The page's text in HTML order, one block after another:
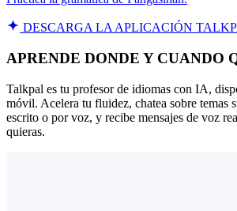
DESCARGA LA APLICACIÓN
APRENDE DONDE Y CUANDO
Talkpal es tu profesor de idiomas con IA,
móvil. Acelera tu fluidez, chatea sobre temas
escrito o por voz, y recibe mensajes de voz
quieras.